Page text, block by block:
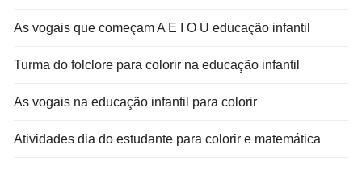
As vogais que começam A E I O U educação infantil
Turma do folclore para colorir na educação infantil
As vogais na educação infantil para colorir
Atividades dia do estudante para colorir e matemática